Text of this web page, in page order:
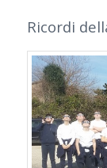
Ricordi